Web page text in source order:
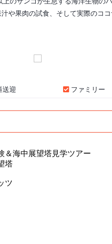
や果肉の試食、そして実際のコ
送迎 ファミリー